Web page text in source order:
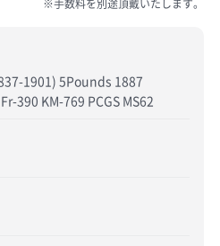
※手数料を別途頂戴いたします。
1901) 5Pounds 1887
390 KM-769 PCGS MS62